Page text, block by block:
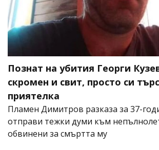
Познат на убития Георги
скромен и свит, просто си
приятелка
Пламен Димитров разказа за 37-
отправи тежки думи към
обвинени за смъртта му